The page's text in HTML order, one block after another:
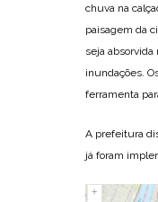
chuva na
paisagem da
seja
inundações.
ferramenta
A prefeitura
já foram